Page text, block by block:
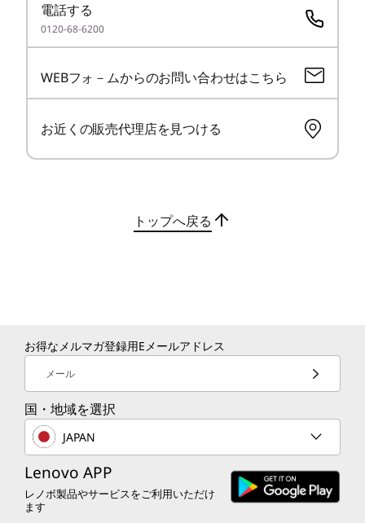
スリムなデザイン
で、高い生産性を
実現
練されたプレミアムデザインのノートPC
を実
ThinkShieldセキュリティソリューションによる
多層的な保護機能を備えています。トラステッド
プラットフォームモジュール（TPM） が、重要
なデータを暗号化します。生体認証により、指紋
センサーによる安全なログインと、IRカメラによ
ストレージ*
256GB/512GB/1TB/2TB SSD
光学ドライブ
なし
ビデオ・チップ
APU内蔵(AMD Radeon™ 860M グラフィックス)
14型 2.8K OLED(有機ELディスプレイ) (2880 x 1800) マル
ッチパネル, 100%sRGB, 500 nit, 60Hz, Think Privacy
Guard
14型 WUXGA液晶 (1920 x 1200) IPS, 光沢なし, マルチタ
ッチ非対応, 45%NTSC, 400 nit, 60Hz
インターフェース
USB 5Gbps (USB 3.2 Gen 1/USB PD/DP Alt Mode) x 1
Thunderbolt 4 (USB4/USB PD/DP Alt Mode) x 2
USB 5Gbps (USB 3.2 Gen 1/Always On) x 1
-Thunderbolt 4 (Type-C/USB4/USB PD/DP Alt Mode)
-マイクロホン/ヘッドホン・コンボ・ジャック
電話する
0120-68-6200
WEBフォ－ムからのお問い合わせはこちら
お近くの販売代理店を見つける
トップへ戻る
お得なメルマガ登録用Eメールアドレス
メール
国・地域を選択
JAPAN
Lenovo APP
レノボ製品やサービスをご利用いただけ
ます